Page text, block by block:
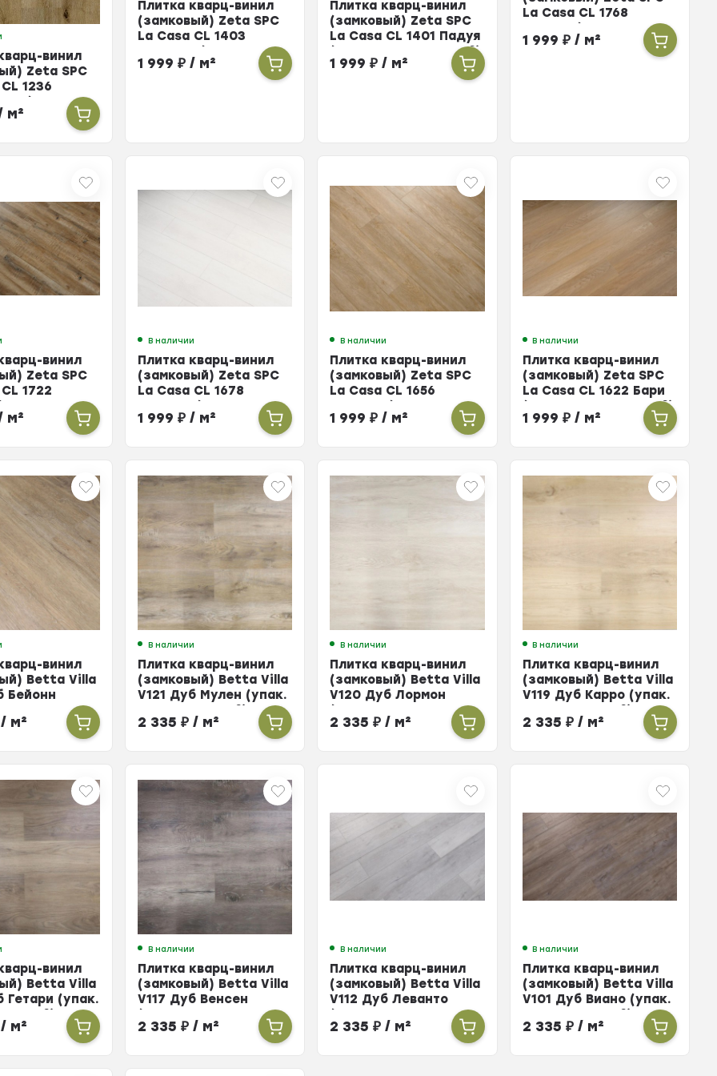
винил
Zeta SPC
1236
(упак. 10
м²
Плитка кварц-винил
(замковый) Zeta SPC
La Casa CL 1403
Мессина (упак. 10 шт
= 2,196м²)
1 999₽ / м²
Плитка кварц-винил
(замковый) Zeta SPC
La Casa CL 1401 Падуя
(упак. 10 шт = 2,196м²)
1 999₽ / м²
La Casa CL 1768
Специя (упак. 10 шт =
2,196м²)
1 999 ₽/ м²
винил
Zeta SPC
1722
10 шт =
м²
В наличии
Плитка кварц-винил
(замковый) Zeta SPC
La Casa CL 1678
Бергамо (упак. 10 шт =
2,196м²)
1 999₽ / м²
В наличии
Плитка кварц-винил
(замковый) Zeta SPC
La Casa CL 1656
Катания (упак. 10 шт =
2,196м²)
1 999₽ / м²
В наличии
Плитка кварц-винил
(замковый) Zeta SPC
La Casa CL 1622 Бари
(упак. 10 шт = 2,196м²)
1 999 ₽/ м²
винил
Betta Villa
Бейонн
шт =
/ м²
В наличии
Плитка кварц-винил
(замковый) Betta Villa
V121 Дуб Мулен (упак.
10 шт = 2,248м²)
2 335₽ / м²
В наличии
Плитка кварц-винил
(замковый) Betta Villa
V120 Дуб Лормон
(упак. 10 шт =
2,248м²)
2 335₽ / м²
В наличии
Плитка кварц-винил
(замковый) Betta Villa
V119 Дуб Карро (упак.
10 шт = 2,248м²)
2 335 ₽/ м²
винил
Betta Villa
Гетари (упак.
/ м²
В наличии
Плитка кварц-винил
(замковый) Betta Villa
V117 Дуб Венсен
(упак. 10 шт =
2,248м²)
2 335₽ / м²
В наличии
Плитка кварц-винил
(замковый) Betta Villa
V112 Дуб Леванто
(упак. 10 шт =
2,248м²)
2 335₽ / м²
В наличии
Плитка кварц-винил
(замковый) Betta Villa
V101 Дуб Виано (упак.
10 шт = 2,248м²)
2 335 ₽/ м²